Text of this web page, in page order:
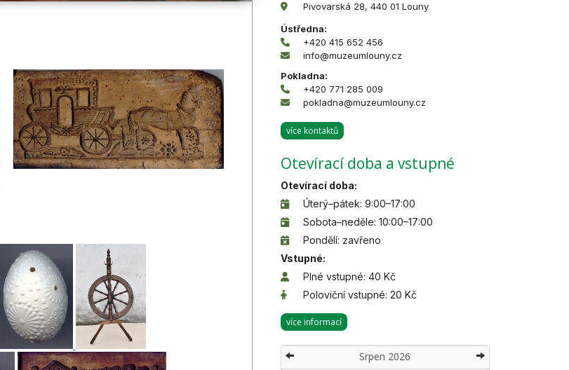
Pivovarská 28, 440 01 Louny
Ústředna:
+420 415 652 456
info@muzeumlouny.cz
Pokladna:
+420 771 285 009
pokladna@muzeumlouny.cz
více kontaktů
Otevírací doba a vstupné
Otevírací doba:
Úterý–pátek: 9:00–17:00
Sobota–neděle: 10:00–17:00
Pondělí: zavřeno
Vstupné:
Plné vstupné: 40 Kč
Poloviční vstupné: 20 Kč
více informací
Srpen 2026